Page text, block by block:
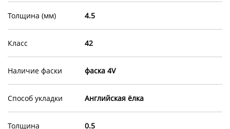
Толщина (мм) 4.5
Класс 42
Наличие фаски фаска 4V
Способ укладки Английская ёлка
Толщина
0.5